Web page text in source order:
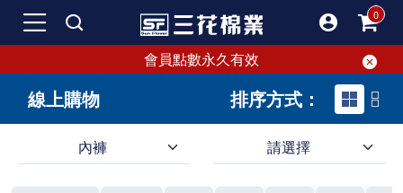
會員點數永久有效
線上購物 排序方式：
內褲 請選擇